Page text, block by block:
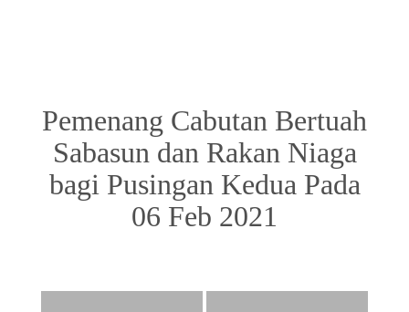
Pemenang Cabutan Bertuah
Sabasun dan Rakan Niaga
bagi Pusingan Kedua Pada
06 Feb 2021